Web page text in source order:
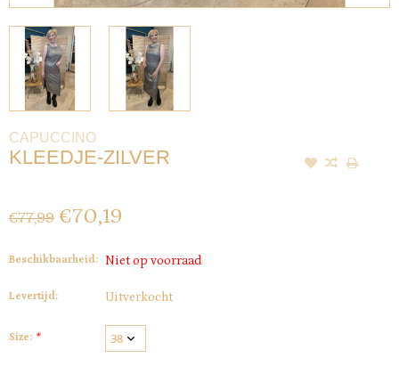
CAPUCCINO
KLEEDJE-ZILVER
€77,99 €70,19
Beschikbaarheid: Niet op voorraad
Levertijd: Uitverkocht
Size: *